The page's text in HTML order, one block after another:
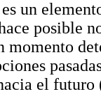
un
posible
momento
el